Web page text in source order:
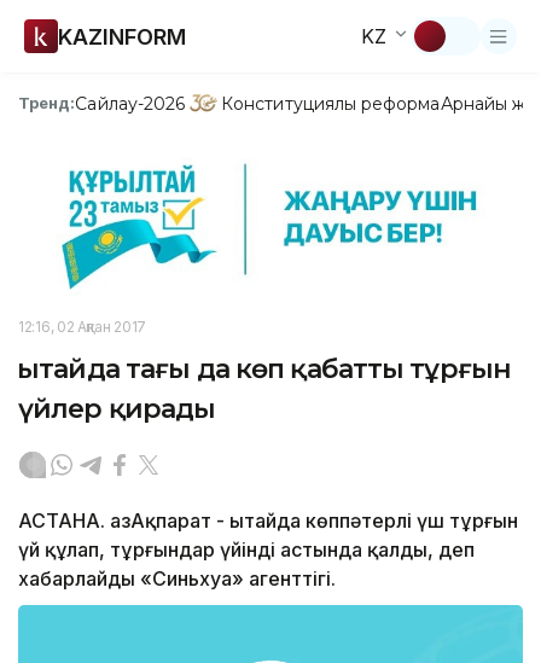
KAZINFORM KZ
Тренд:Сайлау-2026 Конституциялық реформаАрнайы
12:16, 02 Ақпан 2017
Қытайда тағы да көп қабатты тұрғын
үйлер қирады
АСТАНА. ҚазАқпарат - Қытайда көппәтерлі үш тұрғын
үй құлап, тұрғындар үйінді астында қалды, деп
хабарлайды «Синьхуа» агенттігі.